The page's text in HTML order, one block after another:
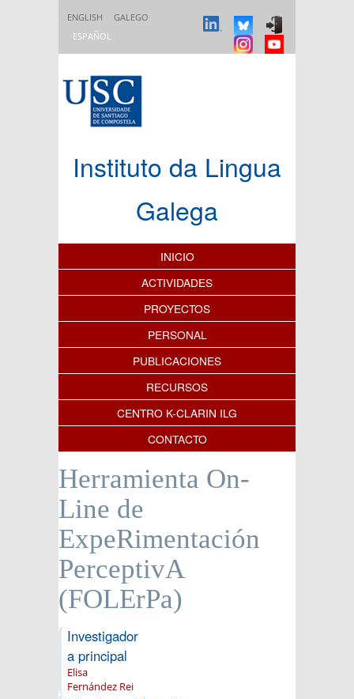
ENGLISH
GALEGO
ESPAÑOL
Instituto da Lingua
Galega
Índice de contenidos
INICIO
ACTIVIDADES
PROYECTOS
PERSONAL
PUBLICACIONES
RECURSOS
CENTRO K-CLARIN ILG
CONTACTO
Herramienta On-
Line de
ExpeRimentación
PerceptivA
(FOLErPa)
Investigador
a principal
Elisa
Fernández Rei